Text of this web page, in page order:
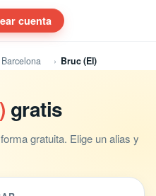
cuenta
Barcelona Bruc (El)
gratis
gratuita. Elige un alias y